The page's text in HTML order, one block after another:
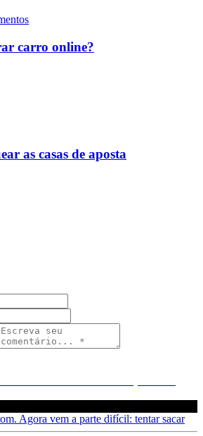
carro online?
as casas de aposta
Agora vem a parte difícil: tentar sacar